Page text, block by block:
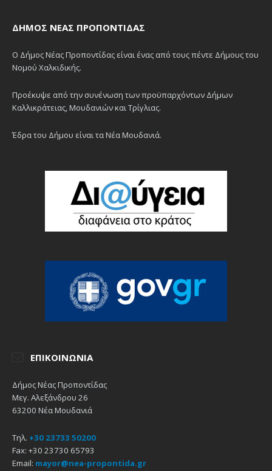
ΔΉΜΟΣ ΝΈΑΣ ΠΡΟΠΟΝΤΊΔΑΣ
Ο Δήμος Νέας Προποντίδας είναι ένας από τους πέντε Δήμους του
Νομού Χαλκιδικής.
Προέκυψε από την συνένωση των προϋπαρχόντων Δήμων
Καλλικράτειας, Μουδανιών και Τρίγλιας.
Έδρα του Δήμου είναι τα Νέα Μουδανιά.
ΕΠΙΚΟΙΝΩΝΊΑ
Δήμος Νέας Προποντίδας
Μεγ. Αλεξάνδρου 26
63200 Νέα Μουδανιά
Τηλ. +30 23733 50200
Fax: +30 23730 65793
Email: mayor@nea-propontida.gr